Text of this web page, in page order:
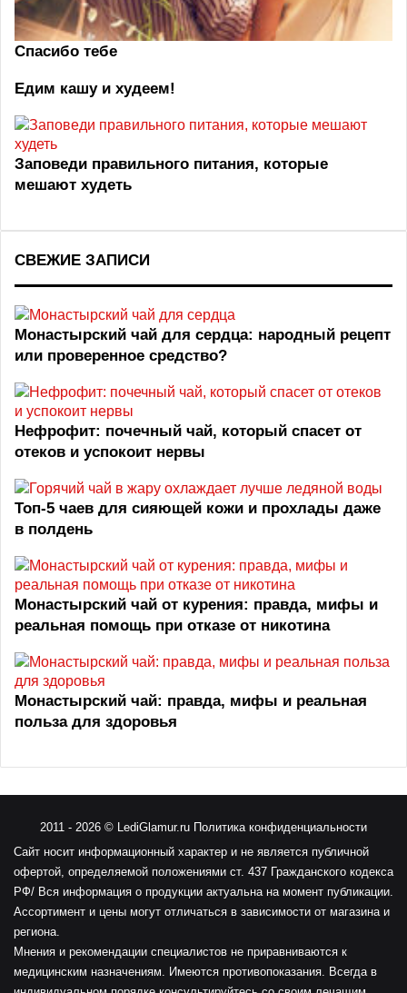
Спасибо тебе
Едим кашу и худеем!
Заповеди правильного питания, которые
мешают худеть
СВЕЖИЕ ЗАПИСИ
Монастырский чай для сердца: народный рецепт
или проверенное средство?
Нефрофит: почечный чай, который спасет от
отеков и успокоит нервы
Топ‑5 чаев для сияющей кожи и прохлады даже
в полдень
Монастырский чай от курения: правда, мифы и
реальная помощь при отказе от никотина
Монастырский чай: правда, мифы и реальная
польза для здоровья
2011 - 2026 © LediGlamur.ru Политика конфиденциальности
Сайт носит информационный характер и не является публичной
офертой, определяемой положениями ст. 437 Гражданского кодекса
РФ/ Вся информация о продукции актуальна на момент публикации.
Ассортимент и цены могут отличаться в зависимости от магазина и
региона.
Мнения и рекомендации специалистов не приравниваются к
медицинским назначениям. Имеются противопоказания. Всегда в